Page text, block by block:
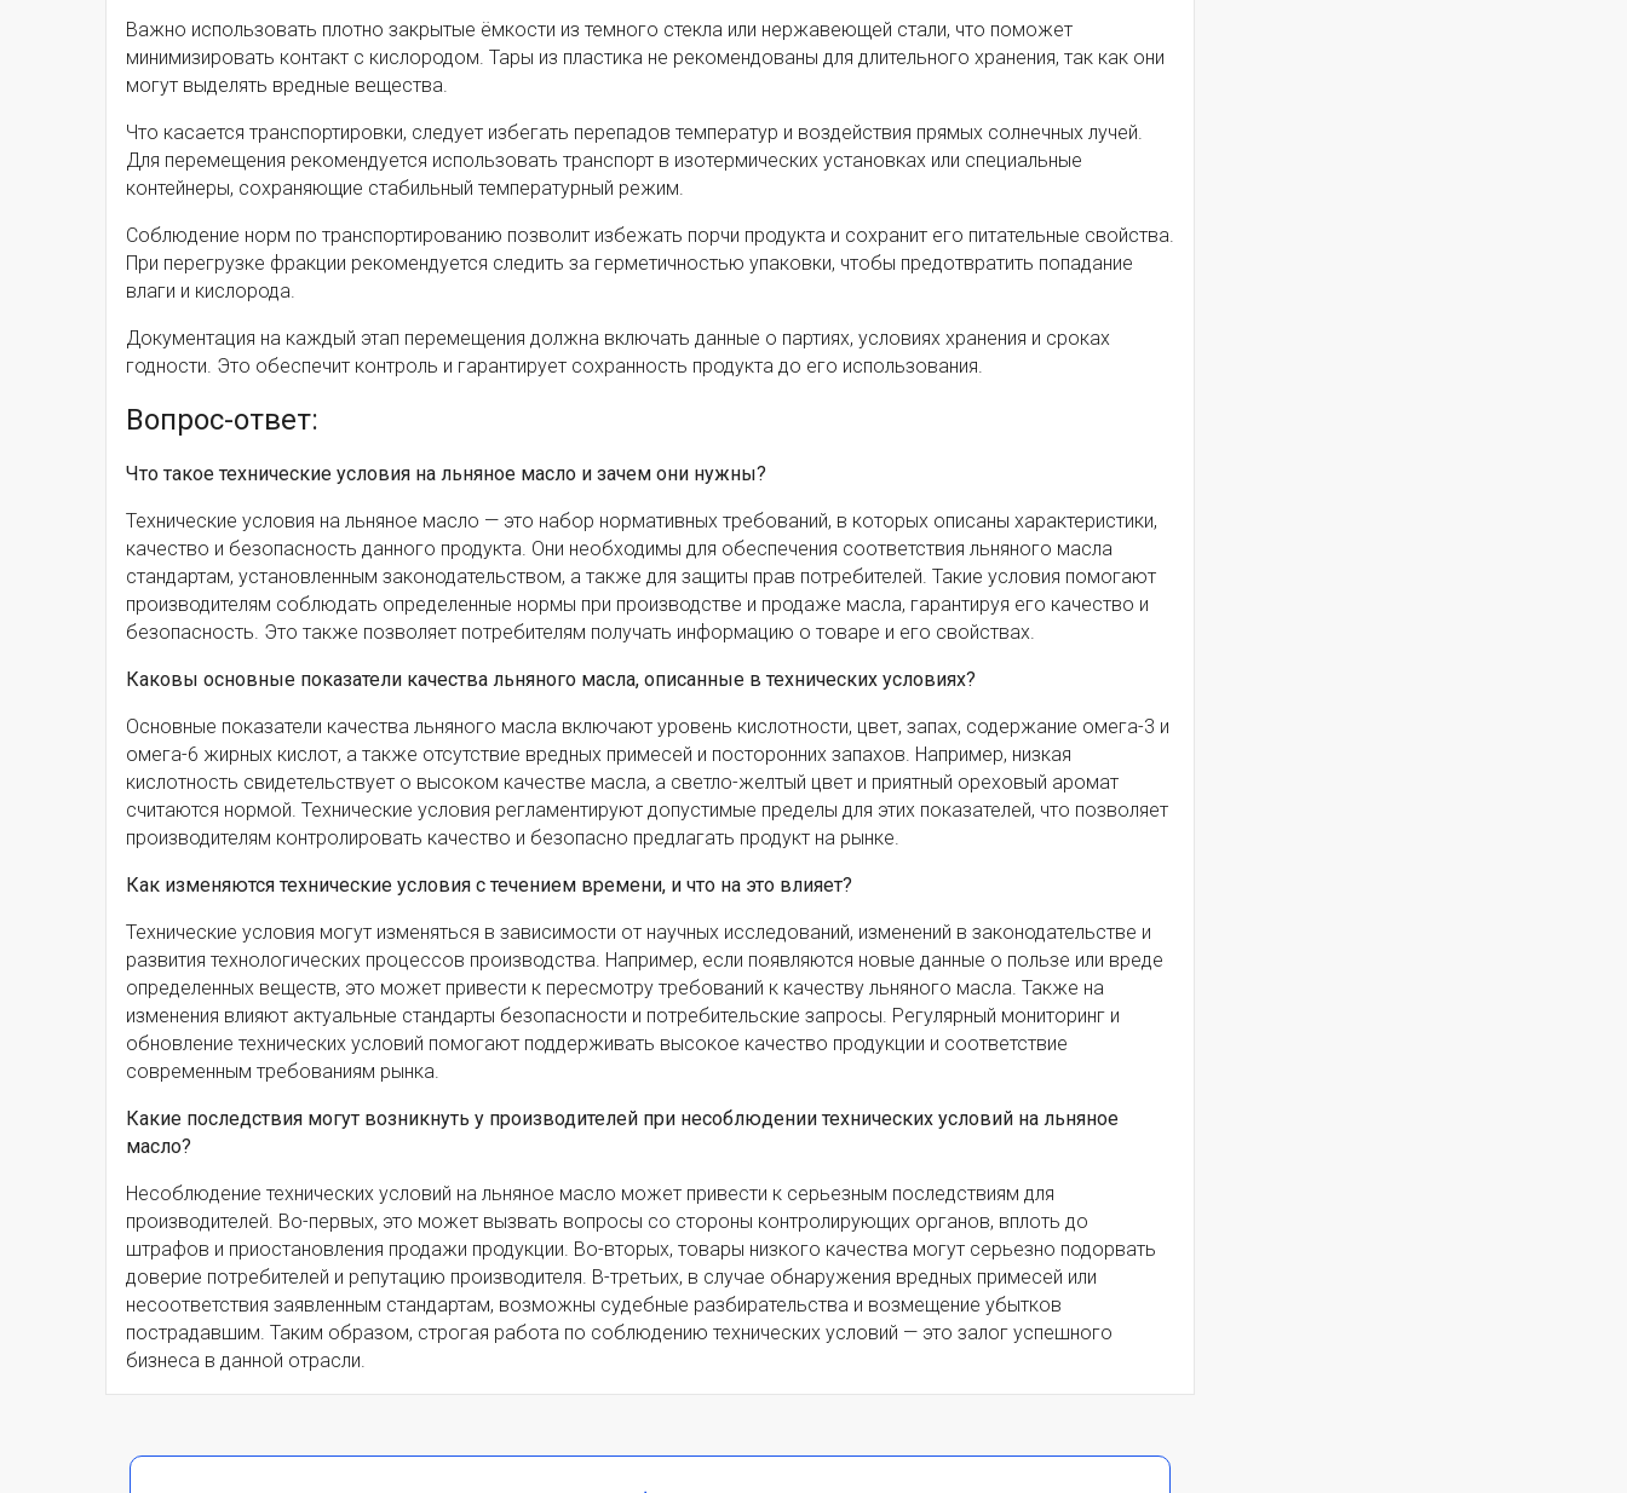
Важно использовать плотно закрытые ёмкости из темного стекла или нержавеющей стали, что поможет
минимизировать контакт с кислородом. Тары из пластика не рекомендованы для длительного хранения, так как они
могут выделять вредные вещества.
Что касается транспортировки, следует избегать перепадов температур и воздействия прямых солнечных лучей.
Для перемещения рекомендуется использовать транспорт в изотермических установках или специальные
контейнеры, сохраняющие стабильный температурный режим.
Соблюдение норм по транспортированию позволит избежать порчи продукта и сохранит его питательные свойства.
При перегрузке фракции рекомендуется следить за герметичностью упаковки, чтобы предотвратить попадание
влаги и кислорода.
Документация на каждый этап перемещения должна включать данные о партиях, условиях хранения и сроках
годности. Это обеспечит контроль и гарантирует сохранность продукта до его использования.
Вопрос-ответ:
Что такое технические условия на льняное масло и зачем они нужны?
Технические условия на льняное масло — это набор нормативных требований, в которых описаны характеристики,
качество и безопасность данного продукта. Они необходимы для обеспечения соответствия льняного масла
стандартам, установленным законодательством, а также для защиты прав потребителей. Такие условия помогают
производителям соблюдать определенные нормы при производстве и продаже масла, гарантируя его качество и
безопасность. Это также позволяет потребителям получать информацию о товаре и его свойствах.
Каковы основные показатели качества льняного масла, описанные в технических условиях?
Основные показатели качества льняного масла включают уровень кислотности, цвет, запах, содержание омега-3 и
омега-6 жирных кислот, а также отсутствие вредных примесей и посторонних запахов. Например, низкая
кислотность свидетельствует о высоком качестве масла, а светло-желтый цвет и приятный ореховый аромат
считаются нормой. Технические условия регламентируют допустимые пределы для этих показателей, что позволяет
производителям контролировать качество и безопасно предлагать продукт на рынке.
Как изменяются технические условия с течением времени, и что на это влияет?
Технические условия могут изменяться в зависимости от научных исследований, изменений в законодательстве и
развития технологических процессов производства. Например, если появляются новые данные о пользе или вреде
определенных веществ, это может привести к пересмотру требований к качеству льняного масла. Также на
изменения влияют актуальные стандарты безопасности и потребительские запросы. Регулярный мониторинг и
обновление технических условий помогают поддерживать высокое качество продукции и соответствие
современным требованиям рынка.
Какие последствия могут возникнуть у производителей при несоблюдении технических условий на льняное
масло?
Несоблюдение технических условий на льняное масло может привести к серьезным последствиям для
производителей. Во-первых, это может вызвать вопросы со стороны контролирующих органов, вплоть до
штрафов и приостановления продажи продукции. Во-вторых, товары низкого качества могут серьезно подорвать
доверие потребителей и репутацию производителя. В-третьих, в случае обнаружения вредных примесей или
несоответствия заявленным стандартам, возможны судебные разбирательства и возмещение убытков
пострадавшим. Таким образом, строгая работа по соблюдению технических условий — это залог успешного
бизнеса в данной отрасли.